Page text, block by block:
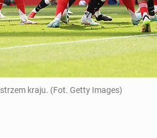
kraju. (Fot. Getty Images)